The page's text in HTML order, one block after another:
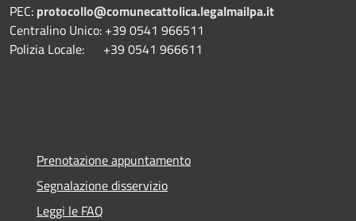
PEC: protocollo@comunecattolica.legalmailpa.it
Centralino Unico: +39 0541 966511
Polizia Locale: +39 0541 966611
Prenotazione appuntamento
Segnalazione disservizio
Leggi le FAQ